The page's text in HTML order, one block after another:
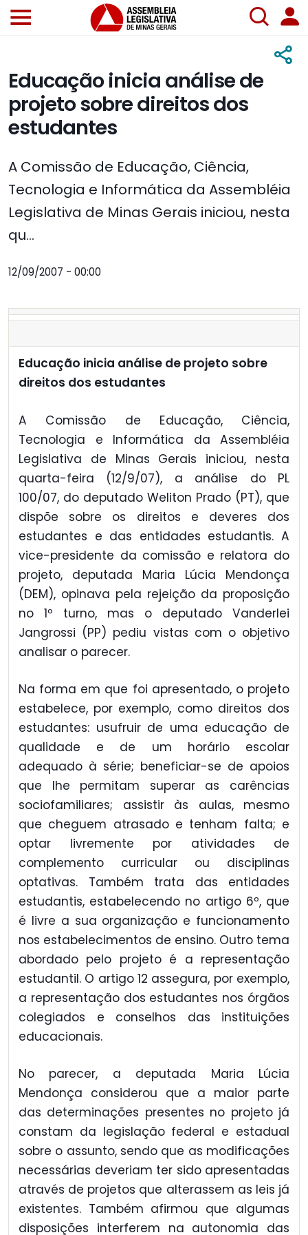
Educação inicia análise de
projeto sobre direitos dos
estudantes
A Comissão de Educação, Ciência,
Tecnologia e Informática da Assembléia
Legislativa de Minas Gerais iniciou, nesta
qu...
12/09/2007 - 00:00
Educação inicia análise de projeto sobre
direitos dos estudantes
A Comissão de Educação, Ciência,
Tecnologia e Informática da Assembléia
Legislativa de Minas Gerais iniciou, nesta
quarta-feira (12/9/07), a análise do PL
100/07, do deputado Weliton Prado (PT), que
dispõe sobre os direitos e deveres dos
estudantes e das entidades estudantis. A
vice-presidente da comissão e relatora do
projeto, deputada Maria Lúcia Mendonça
(DEM), opinava pela rejeição da proposição
no 1º turno, mas o deputado Vanderlei
Jangrossi (PP) pediu vistas com o objetivo
analisar o parecer.
Na forma em que foi apresentado, o projeto
estabelece, por exemplo, como direitos dos
estudantes: usufruir de uma educação de
qualidade e de um horário escolar
adequado à série; beneficiar-se de apoios
que lhe permitam superar as carências
sociofamiliares; assistir às aulas, mesmo
que cheguem atrasado e tenham falta; e
optar livremente por atividades de
complemento curricular ou disciplinas
optativas. Também trata das entidades
estudantis, estabelecendo no artigo 6º, que
é livre a sua organização e funcionamento
nos estabelecimentos de ensino. Outro tema
abordado pelo projeto é a representação
estudantil. O artigo 12 assegura, por exemplo,
a representação dos estudantes nos órgãos
colegiados e conselhos das instituições
educacionais.
No parecer, a deputada Maria Lúcia
Mendonça considerou que a maior parte
das determinações presentes no projeto já
constam da legislação federal e estadual
sobre o assunto, sendo que as modificações
necessárias deveriam ter sido apresentadas
através de projetos que alterassem as leis já
existentes. Também afirmou que algumas
disposições interferem na autonomia das